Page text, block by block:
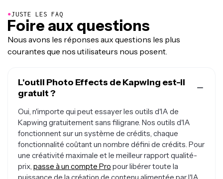
●JUSTE LES FAQ
Foire aux questions
Nous avons les réponses aux questions les plus
courantes que nos utilisateurs nous posent.
L'outil Photo Effects de Kapwing est-il
gratuit ?
Oui, n'importe qui peut essayer les outils d'IA de
Kapwing gratuitement sans filigrane. Nos outils d'IA
fonctionnent sur un système de crédits, chaque
fonctionnalité coûtant un nombre défini de crédits. Pour
une créativité maximale et le meilleur rapport qualité-
prix, passe à un compte Pro pour libérer toute la